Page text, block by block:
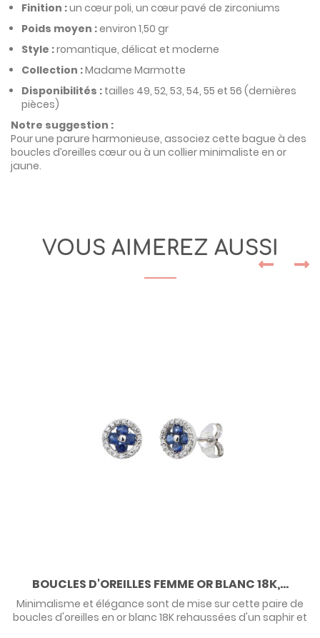
Finition :un cœur poli, un cœur pavé de zirconiums
Poids moyen :environ 1,50 gr
Style :romantique, délicat et moderne
Collection :Madame Marmotte
Disponibilités : tailles 49, 52, 53, 54, 55 et 56 (dernières
pièces)
Notre suggestion :
Pour une parure harmonieuse, associez cette bague à des
boucles d’oreilles cœur ou à un collier minimaliste en or
jaune.
VOUS AIMEREZ AUSSI
BOUCLES D'OREILLES FEMME OR BLANC 18K,...
Minimalisme et élégance sont de mise sur cette paire de
boucles d'oreilles en or blanc 18K rehaussées d'un saphir et